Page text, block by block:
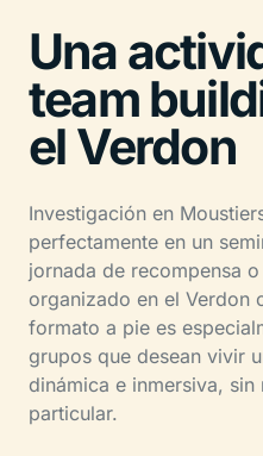
Una
team
el Verdon
Investigación en
perfectamente en un
jornada de recompensa
organizado en el Verdon
formato a pie es
grupos que desean vivir
dinámica e inmersiva,
particular.